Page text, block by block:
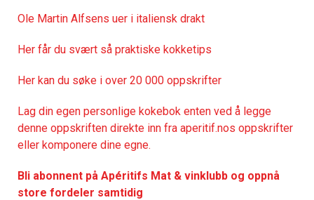
Ole Martin Alfsens uer i italiensk drakt
Her får du svært så praktiske kokketips
Her kan du søke i over 20 000 oppskrifter
Lag din egen personlige kokebok enten ved å legge
denne oppskriften direkte inn fra aperitif.nos oppskrifter
eller komponere dine egne.
Bli abonnent på Apéritifs Mat & vinklubb og oppnå
store fordeler samtidig